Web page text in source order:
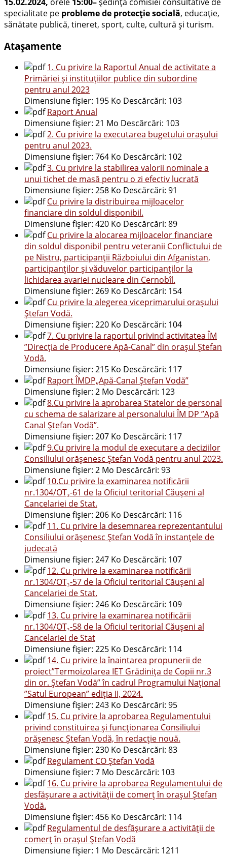
specialitate pe probleme de protecție socială, educație,
sănătate publică, tineret, sport, culte, cultură și turism.
Atașamente
1. Cu privire la Raportul Anual de activitate a
Primăriei și instituțiilor publice din subordine
pentru anul 2023
Dimensiune fișier: 195 Ko Descărcări: 103
Raport Anual
Dimensiune fișier: 21 Mo Descărcări: 103
2. Cu privire la executarea bugetului oraşului
pentru anul 2023.
Dimensiune fișier: 764 Ko Descărcări: 102
3. Cu privire la stabilirea valorii nominale a
unui tichet de masă pentru o zi efectiv lucrată
Dimensiune fișier: 258 Ko Descărcări: 91
Cu privire la distribuirea mijloacelor
financiare din soldul disponibil.
Dimensiune fișier: 420 Ko Descărcări: 89
Cu privire la alocarea mijloacelor financiare
din soldul disponibil pentru veteranii Conflictului de
pe Nistru, participanții Războiului din Afganistan,
participanților și văduvelor participanților la
lichidarea avariei nucleare din Cernobîl.
Dimensiune fișier: 269 Ko Descărcări: 154
Cu privire la alegerea viceprimarului orașului
Ștefan Vodă.
Dimensiune fișier: 220 Ko Descărcări: 104
7. Cu privire la raportul privind activitatea ÎM
”Direcția de Producere Apă-Canal” din orașul Ștefan
Vodă.
Dimensiune fișier: 215 Ko Descărcări: 117
Raport ÎMDP„Apă-Canal Ștefan Vodă”
Dimensiune fișier: 2 Mo Descărcări: 123
8.Cu privire la aprobarea Statelor de personal
cu schema de salarizare al personalului ÎM DP ”Apă
Canal Ștefan Vodă”.
Dimensiune fișier: 207 Ko Descărcări: 117
9.Cu privire la modul de executare a deciziilor
Consiliului orășenesc Ștefan Vodă pentru anul 2023.
Dimensiune fișier: 2 Mo Descărcări: 93
10.Cu privire la examinarea notificării
nr.1304/OT₃-61 de la Oficiul teritorial Căușeni al
Cancelariei de Stat.
Dimensiune fișier: 206 Ko Descărcări: 116
11. Cu privire la desemnarea reprezentantului
Consiliului orășenesc Ștefan Vodă în instanțele de
judecată
Dimensiune fișier: 247 Ko Descărcări: 107
12. Cu privire la examinarea notificării
nr.1304/OT₃-57 de la Oficiul teritorial Căușeni al
Cancelariei de Stat.
Dimensiune fișier: 246 Ko Descărcări: 109
13. Cu privire la examinarea notificării
nr.1304/OT₃-58 de la Oficiul teritorial Căușeni al
Cancelariei de Stat
Dimensiune fișier: 225 Ko Descărcări: 114
14. Cu privire la înaintarea propunerii de
proiect”Termoizolarea IET Grădinița de Copii nr.3
din or. Ștefan Vodă” în cadrul Programului Național
”Satul European” ediția II, 2024.
Dimensiune fișier: 243 Ko Descărcări: 95
15. Cu privire la aprobarea Regulamentului
privind constituirea şi funcționarea Consiliului
orăşenesc Ştefan Vodă, în redacție nouă.
Dimensiune fișier: 230 Ko Descărcări: 83
Regulament CO Ștefan Vodă
Dimensiune fișier: 7 Mo Descărcări: 103
16. Cu privire la aprobarea Regulamentului de
desfășurare a activității de comerț în orașul Ştefan
Vodă.
Dimensiune fișier: 456 Ko Descărcări: 114
Regulamentul de desfășurare a activității de
comerț în orașul Ştefan Vodă
Dimensiune fișier: 1 Mo Descărcări: 1211